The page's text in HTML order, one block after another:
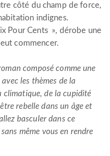
côté du champ de force,
indignes.
Pour Cents », dérobe une
commencer.
composé comme une
les thèmes de la
climatique, de la cupidité
rebelle dans un âge et
basculer dans ce
même vous en rendre